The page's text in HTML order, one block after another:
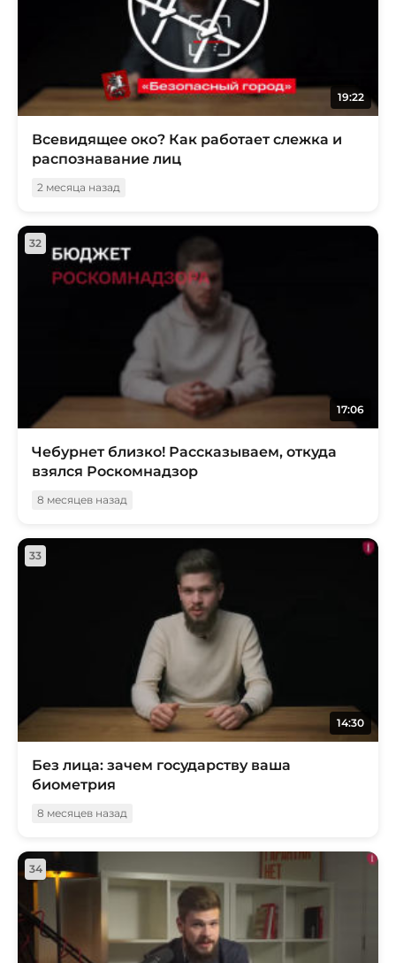
19:22
Всевидящее око? Как работает слежка и
распознавание лиц
2 месяца назад
32
17:06
Чебурнет близко! Рассказываем, откуда
взялся Роскомнадзор
8 месяцев назад
33
14:30
Без лица: зачем государству ваша
биометрия
8 месяцев назад
34